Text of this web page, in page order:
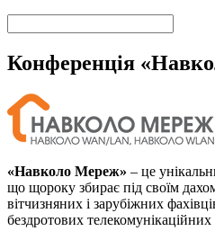
Конференція
«Навколо Мереж» – це
що щороку збирає під своїм
вітчизняних і зарубіжних
бездротових